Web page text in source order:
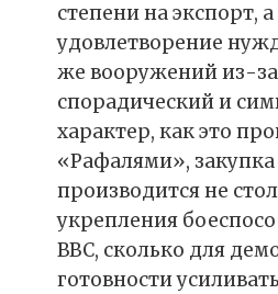
степени на экспорт,
удовлетворение
же вооружений из-
спорадический и
характер, как это
«Рафалями»,
производится не
укрепления
ВВС, сколько для
готовности